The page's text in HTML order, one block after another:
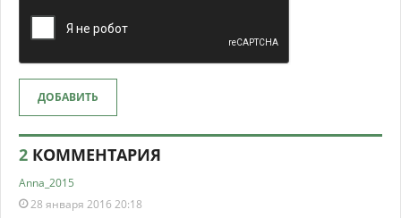
ДОБАВИТЬ
2 КОММЕНТАРИЯ
Anna_2015
28 января 2016 20:18